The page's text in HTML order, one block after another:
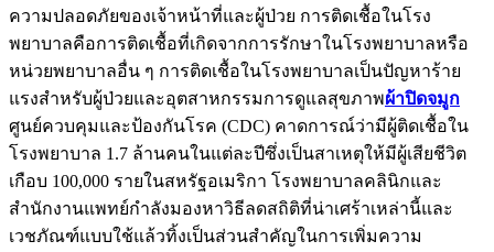
ความปลอดภัยของเจ้าหน้าที่และผู้ป่วย การติดเชื้อในโรง
พยาบาลคือการติดเชื้อที่เกิดจากการรักษาในโรงพยาบาลหรือ
หน่วยพยาบาลอื่น ๆ การติดเชื้อในโรงพยาบาลเป็นปัญหาร้าย
แรงสำหรับผู้ป่วยและอุตสาหกรรมการดูแลสุขภาพผ้าปิดจมูก
ศูนย์ควบคุมและป้องกันโรค (CDC) คาดการณ์ว่ามีผู้ติดเชื้อใน
โรงพยาบาล 1.7 ล้านคนในแต่ละปีซึ่งเป็นสาเหตุให้มีผู้เสียชีวิต
เกือบ 100,000 รายในสหรัฐอเมริกา โรงพยาบาลคลินิกและ
สำนักงานแพทย์กำลังมองหาวิธีลดสถิติที่น่าเศร้าเหล่านี้และ
เวชภัณฑ์แบบใช้แล้วทิ้งเป็นส่วนสำคัญในการเพิ่มความ